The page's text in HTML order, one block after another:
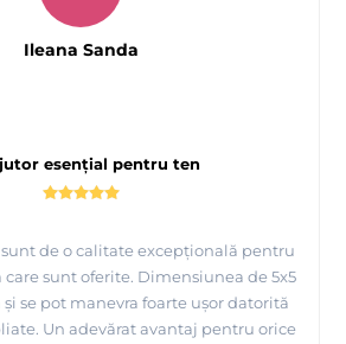
esențial pentru ten
de o calitate excepțională pentru
sunt oferite. Dimensiunea de 5x5
se pot manevra foarte ușor datorită
Un adevărat avantaj pentru orice
Ileana Sanda